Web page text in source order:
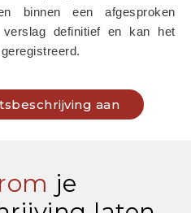
binnen een afgesproken
definitief en kan het
aan
je